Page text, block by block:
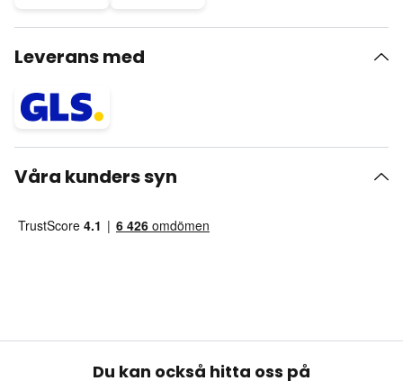
Leverans med
Våra kunders syn
Du kan också hitta oss på